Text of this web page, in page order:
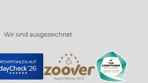
Wir sind ausgezeichnet